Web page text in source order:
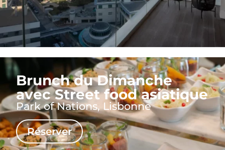
Brunch du Dimanche
avec Street food asiatique
Park of Nations, Lisbonne
Réserver